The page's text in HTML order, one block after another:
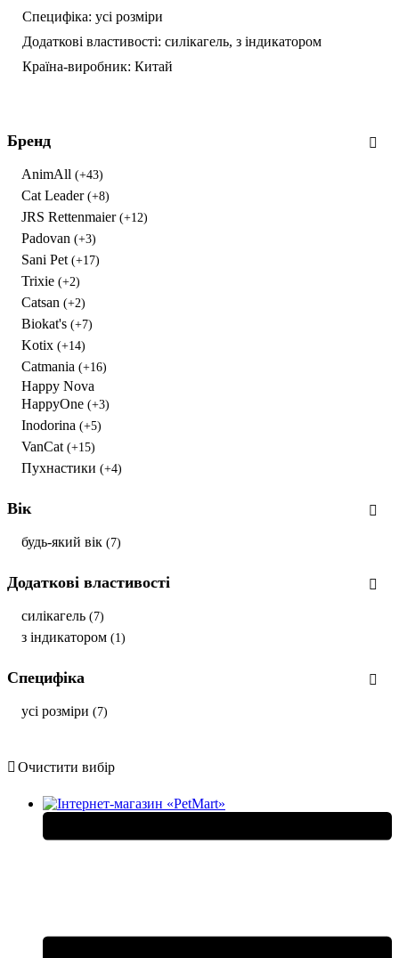
Специфіка: усі розміри
Додаткові властивості: силікагель, з індикатором
Країна-виробник: Китай
Бренд
AnimAll (+43)
Cat Leader (+8)
JRS Rettenmaier (+12)
Padovan (+3)
Sani Pet (+17)
Trixie (+2)
Catsan (+2)
Biokat's (+7)
Kotix (+14)
Catmania (+16)
Happy Nova
HappyOne (+3)
Inodorina (+5)
VanCat (+15)
Пухнастики (+4)
Вік
будь-який вік (7)
Додаткові властивості
силікагель (7)
з індикатором (1)
Специфіка
усі розміри (7)
Очистити вибір